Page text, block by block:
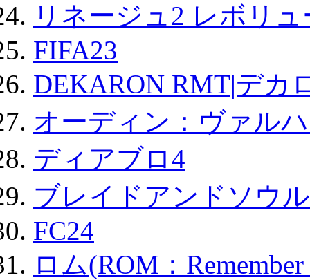
リネージュ2 レボリ
FIFA23
DEKARON RMT|デカ
オーディン：ヴァル
ディアブロ4
ブレイドアンドソウ
FC24
ロム(ROM：